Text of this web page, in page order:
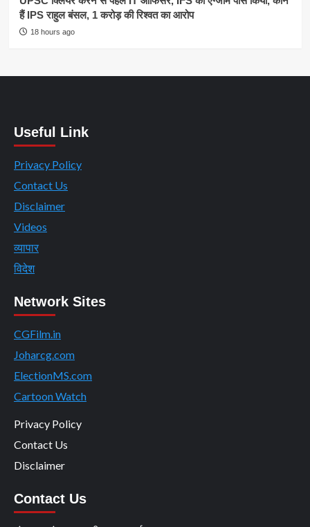
हैं IPS राहुल बंसल, 1 करोड़ की रिश्वत का आरोप
18 hours ago
Useful Link
Privacy Policy
Contact Us
Disclaimer
Videos
व्यापार
विदेश
Network Sites
CGFilm.in
Joharcg.com
ElectionMS.com
Cartoon Watch
Privacy Policy
Contact Us
Disclaimer
Contact Us